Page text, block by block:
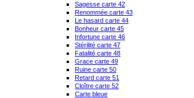
Sagesse carte 42
Renommée carte 43
Le hasard carte 44
Bonheur carte 45
Infortune carte 46
Stérilité carte 47
Fatalité carte 48
Grace carte 49
Ruine carte 50
Retard carte 51
Cloître carte 52
Carte bleue